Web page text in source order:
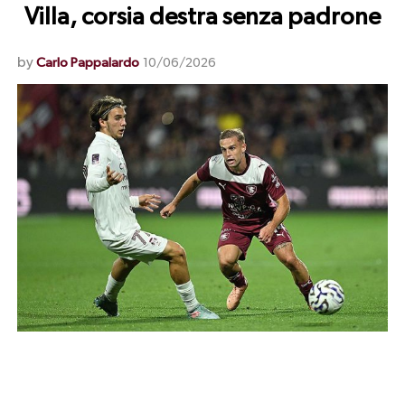
Villa, corsia destra senza padrone
by Carlo Pappalardo 10/06/2026